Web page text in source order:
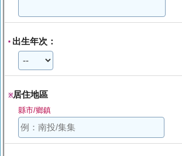
* 出生年次：
※居住地區
縣市/鄉鎮